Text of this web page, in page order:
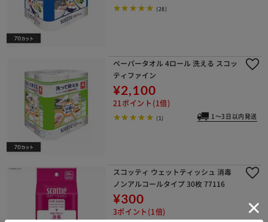
(28)
ペーパータオル 4ロール 洗える スコッ
ティファイン
¥2,100
21ポイント(1倍)
(1) 1～3日以内発送
スコッティ ウェットティッシュ 消毒
ノンアルコールタイプ 30枚 77116
¥300
3ポイント(1倍)